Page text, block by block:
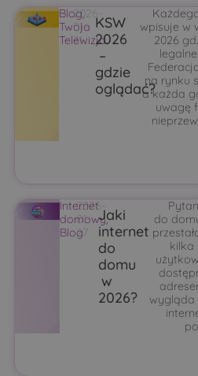
Blog,
Twoja
Telewizja
2026-
01-
31
KSW
2026
–
gdzie
oglądać?
wpisuje w
2026
na rynku
a każda
uwagę
Internet
domowy,
Blog
2026-
01-
27
Jaki
internet
do
domu
w
2026?
do
kilka
wygląda